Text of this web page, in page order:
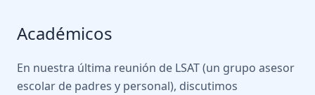
Académicos
En nuestra última reunión de LSAT (un grupo asesor
escolar de padres y personal), discutimos